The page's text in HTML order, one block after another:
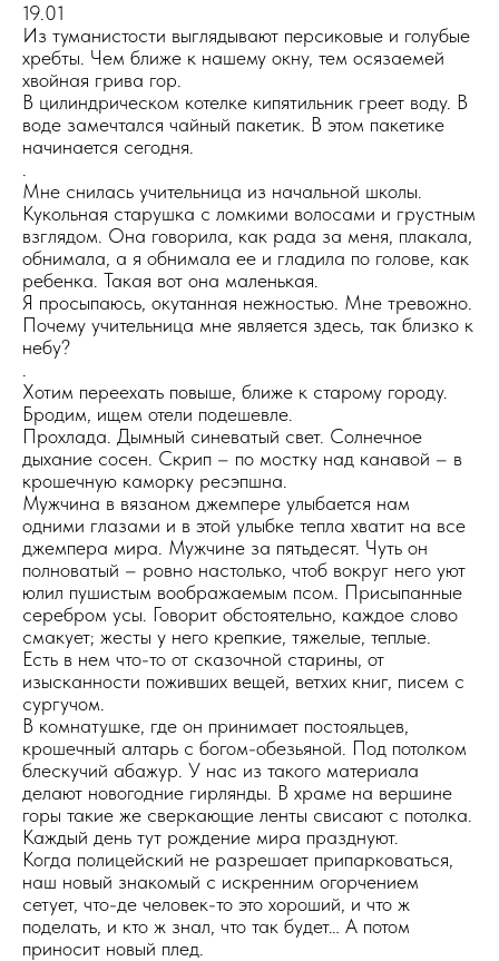
19.01
Из туманистости выглядывают персиковые и голубые
хребты. Чем ближе к нашему окну, тем осязаемей
хвойная грива гор.
В цилиндрическом котелке кипятильник греет воду. В
воде замечтался чайный пакетик. В этом пакетике
начинается сегодня.
Мне снилась учительница из начальной школы.
Кукольная старушка с ломкими волосами и грустным
взглядом. Она говорила, как рада за меня, плакала,
обнимала, а я обнимала ее и гладила по голове, как
ребенка. Такая вот она маленькая.
Я просыпаюсь, окутанная нежностью. Мне тревожно.
Почему учительница мне является здесь, так близко к
небу?
Хотим переехать повыше, ближе к старому городу.
Бродим, ищем отели подешевле.
Прохлада. Дымный синеватый свет. Солнечное
дыхание сосен. Скрип – по мостку над канавой – в
крошечную каморку ресэпшна.
Мужчина в вязаном джемпере улыбается нам
одними глазами и в этой улыбке тепла хватит на все
джемпера мира. Мужчине за пятьдесят. Чуть он
полноватый – ровно настолько, чтоб вокруг него уют
юлил пушистым воображаемым псом. Присыпанные
серебром усы. Говорит обстоятельно, каждое слово
смакует; жесты у него крепкие, тяжелые, теплые.
Есть в нем что-то от сказочной старины, от
изысканности поживших вещей, ветхих книг, писем с
сургучом.
В комнатушке, где он принимает постояльцев,
крошечный алтарь с богом-обезьяной. Под потолком
блескучий абажур. У нас из такого материала
делают новогодние гирлянды. В храме на вершине
горы такие же сверкающие ленты свисают с потолка.
Каждый день тут рождение мира празднуют.
Когда полицейский не разрешает припарковаться,
наш новый знакомый с искренним огорчением
сетует, что-де человек-то это хороший, и что ж
поделать, и кто ж знал, что так будет… А потом
приносит новый плед.